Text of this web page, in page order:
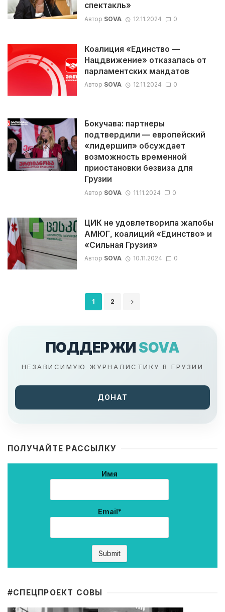
спектакль»
Автор SOVA 12.11.2024 0
Коалиция «Единство —
Нацдвижение» отказалась от
парламентских мандатов
Автор SOVA 12.11.2024 0
Бокучава: партнеры
подтвердили — европейский
«лидершип» обсуждает
возможность временной
приостановки безвиза для
Грузии
Автор SOVA 11.11.2024 0
ЦИК не удовлетворила жалобы
АМЮГ, коалиций «Единство» и
«Сильная Грузия»
Автор SOVA 10.11.2024 0
1 2
ПОДДЕРЖИ SOVA
НЕЗАВИСИМУЮ ЖУРНАЛИСТИКУ В ГРУЗИИ
ДОНАТ
ПОЛУЧАЙТЕ РАССЫЛКУ
Имя
Email*
#CПЕЦПРОЕКТ СОВЫ